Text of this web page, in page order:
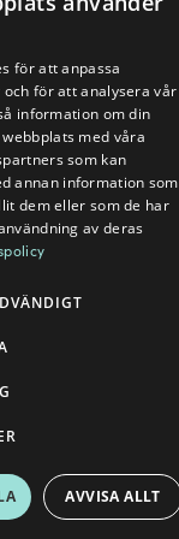
för att anpassa
för att analysera vår
information om din
med våra
som kan
annan information som
dem eller som de har
av deras
AVVISA ALLT